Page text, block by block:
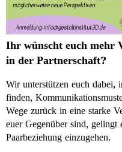
Ihr wünscht euch mehr
in der Partnerschaft?
Wir unterstützen euch
finden,
Wege zurück in eine starke
euer Gegenüber sind, gelingt
Paarbeziehung einzugehen.